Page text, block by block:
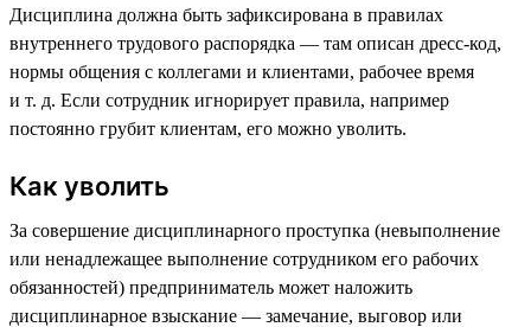
Дисциплина должна быть зафиксирована в правилах
внутреннего трудового распорядка — там описан дресс-код,
нормы общения с коллегами и клиентами, рабочее время
и т. д. Если сотрудник игнорирует правила, например
постоянно грубит клиентам, его можно уволить.
Как уволить
За совершение дисциплинарного проступка (невыполнение
или ненадлежащее выполнение сотрудником его рабочих
обязанностей) предприниматель может наложить
дисциплинарное взыскание — замечание, выговор или